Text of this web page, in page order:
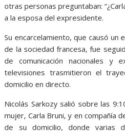
otras personas preguntaban:
a la esposa del expresidente.
Su encarcelamiento, que causó un
de la sociedad francesa, fue
de comunicación nacionales y
televisiones trasmitieron el
domicilio en directo.
Nicolás Sarkozy salió sobre las
mujer, Carla Bruni, y en compañía
de su domicilio, donde varias